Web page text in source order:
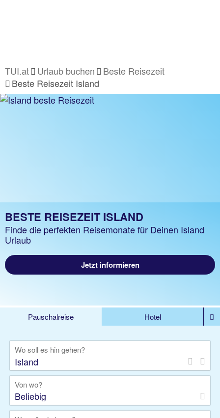
TUI.at Urlaub buchen
Beste Reisezeit
Beste Reisezeit Island
BESTE REISEZEIT ISLAND
Finde die perfekten Reisemonate für Deinen Island
Urlaub
Jetzt informieren
Pauschalreise
Hotel
Rundreise
Kreuzfahrt
Gruppenreise
Camper Privattransfer
Wo soll es hin gehen?
Von wo?
Beliebig